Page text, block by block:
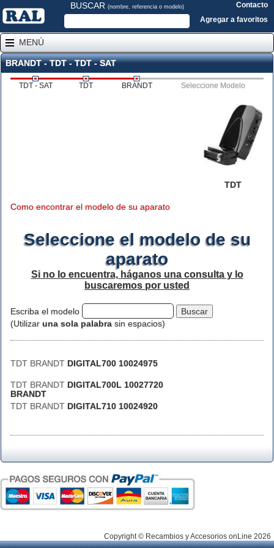
BUSCAR (nombre, referencia o modelo)
Contacto
Agregar a favoritos
MENÚ
BRANDT - TDT - TDT - SAT
TDT - SAT TDT BRANDT Seleccione Modelo
TDT
Como encontrar el modelo de su aparato
Seleccione el modelo de su
aparato
Si no lo encuentra, háganos una consulta y lo
buscaremos por usted
Escriba el modelo
(Utilizar una sola palabra sin espacios)
TDT BRANDT DIGITAL700 10024975
TDT BRANDT DIGITAL700L 10027720
BRANDT
TDT BRANDT DIGITAL710 10024920
Copyright © Recambios y Accesorios onLine 2026